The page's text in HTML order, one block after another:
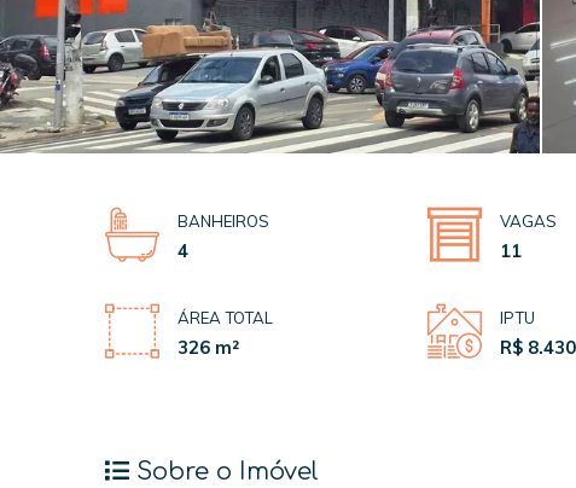
BANHEIROS
4
VAGAS
11
ÁREA TOTAL
326 m²
IPTU
R$
Sobre o Imóvel